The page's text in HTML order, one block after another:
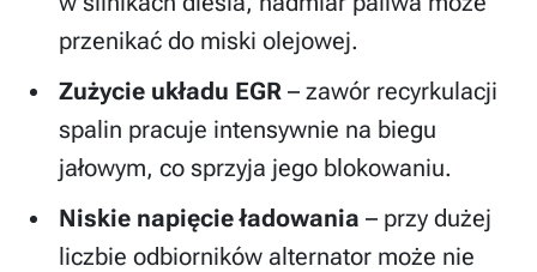
przenikać do miski olejowej.
Zużycie układu EGR – zawór recyrkulacji
spalin pracuje intensywnie na biegu
jałowym, co sprzyja jego blokowaniu.
Niskie napięcie ładowania – przy dużej
liczbie odbiorników alternator może nie